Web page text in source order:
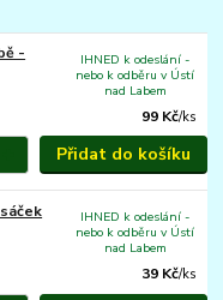
-
99 Kč/ks
IHNED k odeslání -
nebo k odběru v Ústí
nad Labem
Přidat do košíku
39 Kč/ks
IHNED k odeslání -
nebo k odběru v Ústí
nad Labem